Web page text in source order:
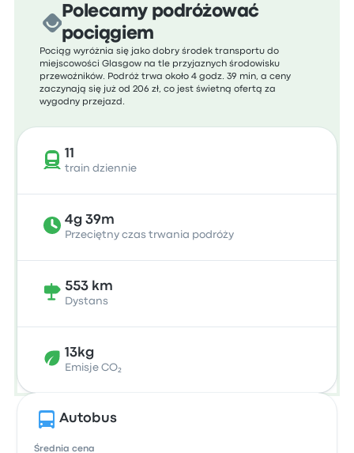
Polecamy podróżować
pociągiem
Pociąg wyróżnia się jako dobry środek transportu do
miejscowości Glasgow na tle przyjaznych środowisku
przewoźników. Podróż trwa około 4 godz. 39 min, a ceny
zaczynają się już od 206 zł, co jest świetną ofertą za
wygodny przejazd.
11
train dziennie
4g 39m
Przeciętny czas trwania podróży
553 km
Dystans
13kg
Emisje CO₂
Autobus
Średnia cena